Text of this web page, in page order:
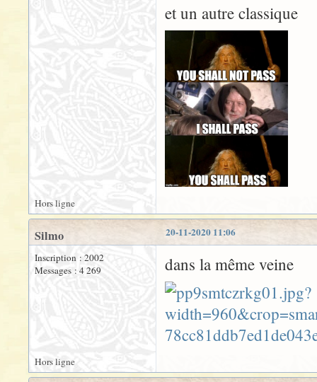
et un autre classique
Hors ligne
20-11-2020 11:06
Silmo
Inscription : 2002
Messages : 4 269
dans la même veine
Hors ligne